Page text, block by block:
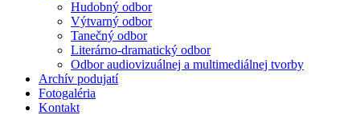
Hudobný odbor
Výtvarný odbor
Tanečný odbor
Literárno-dramatický odbor
Odbor audiovizuálnej a multimediálnej tvorby
Archív podujatí
Fotogaléria
Kontakt